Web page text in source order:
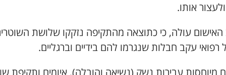
אותו.
עולה, כי כתוצאה מהתקיפה נזקקו שלושת
רפואי עקב חבלות שנגרמו להם בידיים וברגליים.
מיוחסות עבירות נשק (נשיאה והובלה), איומים ותקיפת